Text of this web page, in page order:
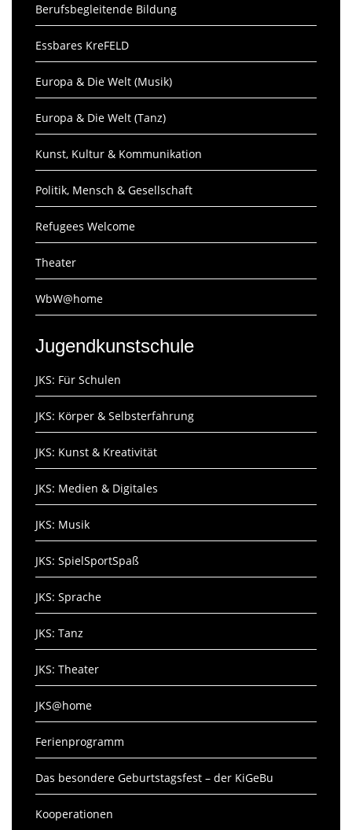
Berufsbegleitende Bildung
Essbares KreFELD
Europa & Die Welt (Musik)
Europa & Die Welt (Tanz)
Kunst, Kultur & Kommunikation
Politik, Mensch & Gesellschaft
Refugees Welcome
Theater
WbW@home
Jugendkunstschule
JKS: Für Schulen
JKS: Körper & Selbsterfahrung
JKS: Kunst & Kreativität
JKS: Medien & Digitales
JKS: Musik
JKS: SpielSportSpaß
JKS: Sprache
JKS: Tanz
JKS: Theater
JKS@home
Ferienprogramm
Das besondere Geburtstagsfest – der KiGeBu
Kooperationen